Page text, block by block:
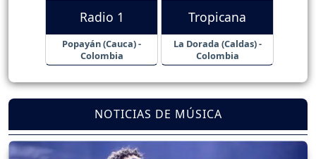
Radio 1
Popayán (Cauca) -
Colombia
Tropicana
La Dorada (Caldas) -
Colombia
NOTICIAS DE MÚSICA